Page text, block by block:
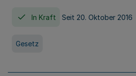
In Kraft Seit 20. Oktober 2016
Gesetz